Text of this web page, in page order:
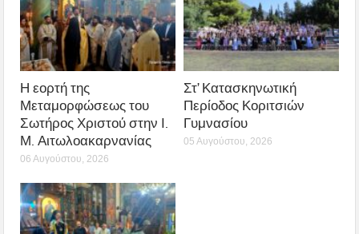
Η εορτή της
Μεταμορφώσεως του
Σωτήρος Χριστού στην Ι.
Μ. Αιτωλοακαρνανίας
06 Αυγούστου, 2026
Στ’ Κατασκηνωτική
Περίοδος Κοριτσιών
Γυμνασίου
05 Αυγούστου, 2026